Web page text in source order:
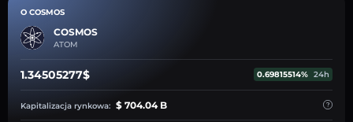
O COSMOS
COSMOS
ATOM
1.34505277$ 0.69815514% 24h
Kapitalizacja rynkowa: $ 704.04 B